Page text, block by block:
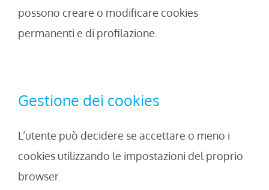
possono creare o modificare cookies
permanenti e di profilazione.
Gestione dei cookies
L’utente può decidere se accettare o meno i
cookies utilizzando le impostazioni del proprio
browser.